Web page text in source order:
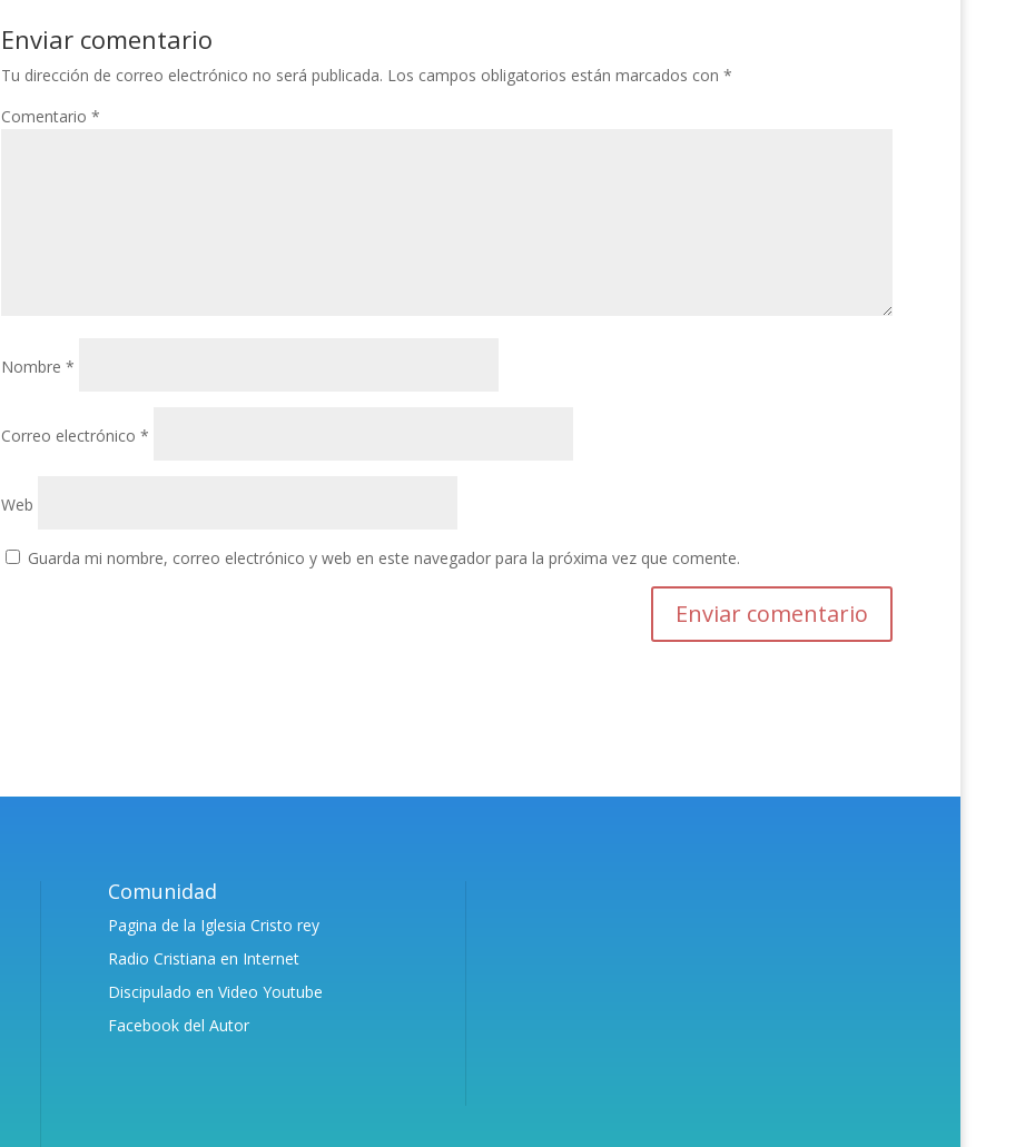
Enviar comentario
Tu dirección de correo electrónico no será publicada. Los campos obligatorios están marcados con *
Comentario *
Nombre *
Correo electrónico *
Web
Guarda mi nombre, correo electrónico y web en este navegador para la próxima vez que comente.
Comunidad
Pagina de la Iglesia Cristo rey
Radio Cristiana en Internet
Discipulado en Video Youtube
Facebook del Autor